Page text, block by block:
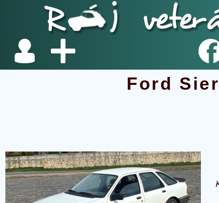
Ford